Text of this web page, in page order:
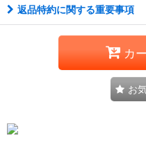
返品特約に関する重要事項
カ
お